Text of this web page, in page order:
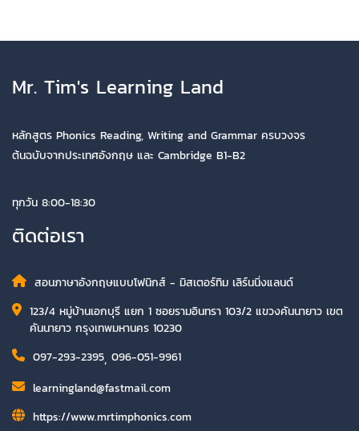
Mr. Tim's Learning Land
หลักสูตร Phonics Reading, Writing and Grammar ครบวงจร
ต้นฉบับจากประเทศอังกฤษ และ Cambridge B1-B2
ทุกวัน 8:00-18:30
ติดต่อเรา
สอนภาษาอังกฤษแบบโฟนิกส์ - มิสเตอร์ทิม เลิร์นนิ่งแลนด์
123/4 หมู่บ้านเอกบุรี แยก 1 ซอยรามอินทรา 103/2 แขวงคันนายาว เขต
คันนายาว กรุงเทพมหานคร 10230
097-293-2395, 096-051-9961
learningland@fastmail.com
https://www.mrtimphonics.com